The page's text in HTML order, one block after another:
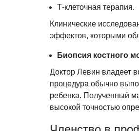
Т-клеточная терапия.
Клинические
эффектов, которыми
Биопсия костного
Доктор Левин владеет
процедура обычно
ребенка. Полученный
высокой точностью